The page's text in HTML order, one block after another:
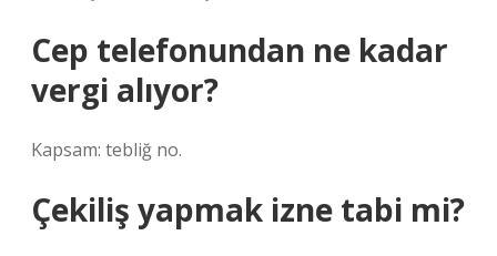
Cep telefonundan ne kadar
vergi alıyor?
Kapsam: tebliğ no.
Çekiliş yapmak izne tabi mi?